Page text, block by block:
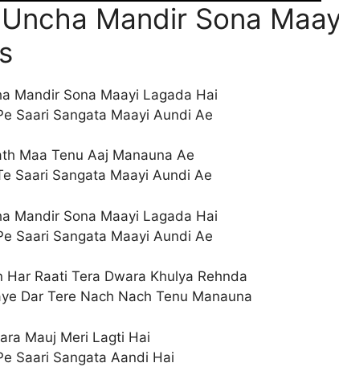
Mandir Sona
Mandir Sona Maayi Lagada Hai
Saari Sangata Maayi Aundi Ae
Maa Tenu Aaj Manauna Ae
Saari Sangata Maayi Aundi Ae
Mandir Sona Maayi Lagada Hai
Saari Sangata Maayi Aundi Ae
Har Raati Tera Dwara Khulya Rehnda
Dar Tere Nach Nach Tenu Manauna
Mauj Meri Lagti Hai
Saari Sangata Aandi Hai